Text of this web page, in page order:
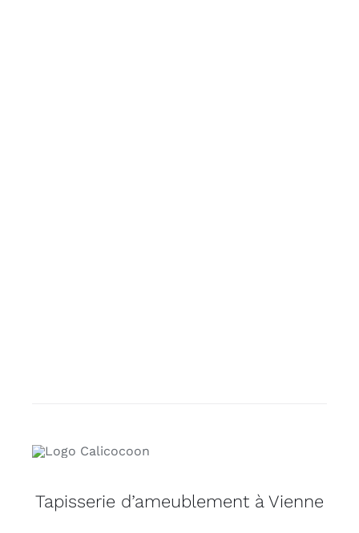
Tapisserie d’ameublement à Vienne